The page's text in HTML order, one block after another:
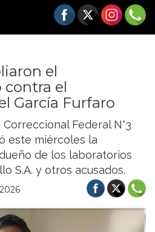
el
el
García Furfaro
Federal N°3
este miércoles la
de los laboratorios
S.A. y otros acusados.